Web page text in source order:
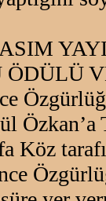
ÖDÜLÜ
Köz